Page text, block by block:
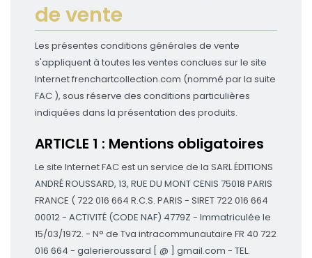
de vente
Les présentes conditions générales de vente
s'appliquent à toutes les ventes conclues sur le site
Internet frenchartcollection.com (nommé par la suite
FAC ), sous réserve des conditions particulières
indiquées dans la présentation des produits.
ARTICLE 1 : Mentions obligatoires
Le site Internet FAC est un service de la SARL ÉDITIONS
ANDRÉ ROUSSARD, 13, RUE DU MONT CENIS 75018 PARIS
FRANCE ( 722 016 664 R.C.S. PARIS - SIRET 722 016 664
00012 - ACTIVITÉ (CODE NAF) 4779Z - Immatriculée le
15/03/1972. - N° de Tva intracommunautaire FR 40 722
016 664 - galerieroussard [ @ ] gmail.com - TEL.